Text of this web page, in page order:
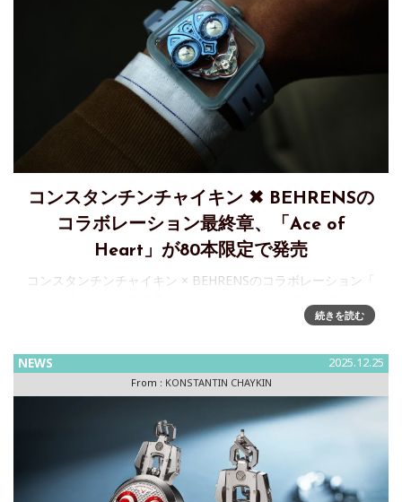
コンスタンチンチャイキン ✖ BEHRENSの
コラボレーション最終章、「Ace of
Heart」が80本限定で発売
コンスタンチンチャイキン × BEHRENSのコラボレーション「
2022年のコラボレーションから3年。BEHRENS と
続きを読む
NEWS 2025.12.25
From : KONSTANTIN CHAYKIN